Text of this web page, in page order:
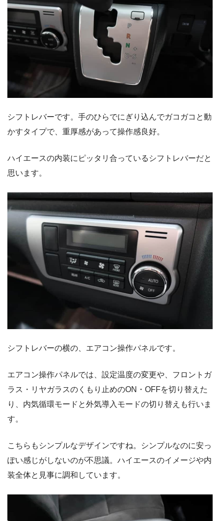
シフトレバーです。手のひらでにぎり込んでガコガコと動
かすタイプで、重厚感があって操作感良好。
ハイエースの内装にピッタリ合っているシフトレバーだと
思います。
シフトレバーの横の、エアコン操作パネルです。
エアコン操作パネルでは、設定温度の変更や、フロントガ
ラス・リヤガラスのくもり止めのON・OFFを切り替えた
り、内気循環モードと外気導入モードの切り替えも行いま
す。
こちらもシンプルなデザインですね。シンプルなのに安っ
ぽい感じがしないのが不思議。ハイエースのイメージや内
装全体と見事に調和しています。